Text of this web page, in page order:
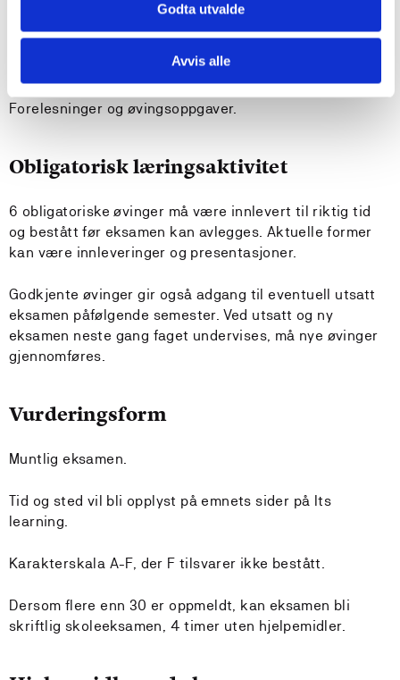
Godta utvalde
Avvis alle
Vidergående programmering eller tilsvarende.
Undervisnings- og læringsformer
Forelesninger og øvingsoppgaver.
Obligatorisk læringsaktivitet
6 obligatoriske øvinger må være innlevert til riktig tid
og bestått før eksamen kan avlegges. Aktuelle former
kan være innleveringer og presentasjoner.
Godkjente øvinger gir også adgang til eventuell utsatt
eksamen påfølgende semester. Ved utsatt og ny
eksamen neste gang faget undervises, må nye øvinger
gjennomføres.
Vurderingsform
Muntlig eksamen.
Tid og sted vil bli opplyst på emnets sider på Its
learning.
Karakterskala A-F, der F tilsvarer ikke bestått.
Dersom flere enn 30 er oppmeldt, kan eksamen bli
skriftlig skoleeksamen, 4 timer uten hjelpemidler.